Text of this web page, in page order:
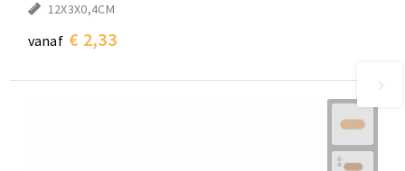
12X3X0,4CM
vanaf € 2,33